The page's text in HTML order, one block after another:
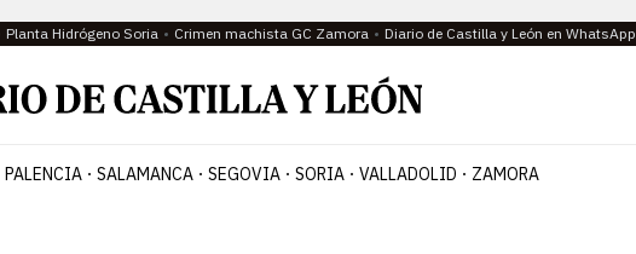
Planta Hidrógeno Soria Crimen machista GC Zamora Diario de Castilla y León en WhatsApp
PALENCIA SALAMANCA SEGOVIA SORIA VALLADOLID ZAMORA